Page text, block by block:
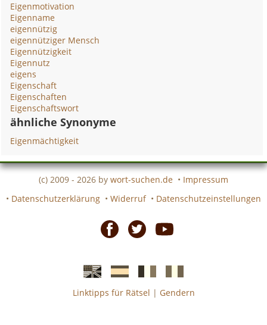
Eigenmotivation
Eigenname
eigennützig
eigennütziger Mensch
Eigennützigkeit
Eigennutz
eigens
Eigenschaft
Eigenschaften
Eigenschaftswort
ähnliche Synonyme
Eigenmächtigkeit
(c) 2009 - 2026 by wort-suchen.de • Impressum
• Datenschutzerklärung • Widerruf • Datenschutzeinstellungen
EnglischeSpanischefranzösicheitalienische
Linktipps für Rätsel | Gendern